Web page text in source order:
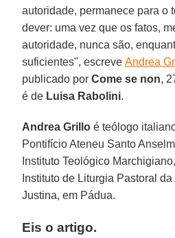
autoridade, permanece para o
dever: uma vez que os fatos,
autoridade, nunca são,
suficientes", escreveAndrea
publicado por Come se non,
é de Luisa Rabolini.
Andrea Grillo é teólogo
Pontifício Ateneu Santo
Instituto Teológico
Instituto de Liturgia Pastoral
Justina, em Pádua.
Eis o artigo.